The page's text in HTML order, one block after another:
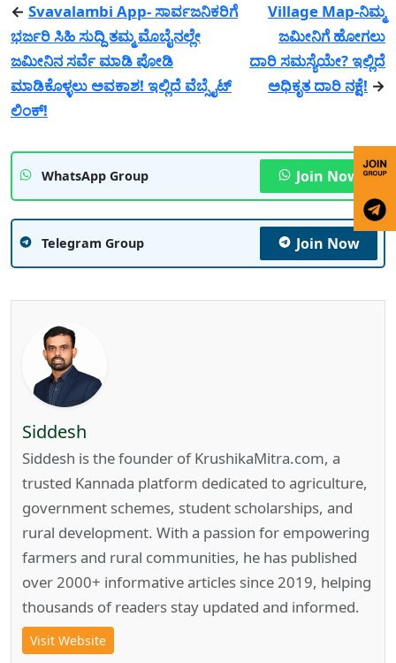
← Svavalambi App- ಸಾರ್ವಜನಿಕರಿಗೆ
ಭರ್ಜರಿ ಸಿಹಿ ಸುದ್ದಿ ತಮ್ಮ ಮೊಬೈನಲ್ಲೇ
ಜಮೀನಿನ ಸರ್ವೆ ಮಾಡಿ ಪೋಡಿ
ಮಾಡಿಕೊಳ್ಳಲು ಅವಕಾಶ! ಇಲ್ಲಿದೆ ವೆಬ್ಸೈಟ್
ಲಿಂಕ್!
Village Map-ನಿಮ್ಮ
ಜಮೀನಿಗೆ ಹೋಗಲು
ದಾರಿ ಸಮಸ್ಯೆಯೇ? ಇಲ್ಲಿದೆ
ಅಧಿಕೃತ ದಾರಿ ನಕ್ಷೆ! →
WhatsApp Group Join Now
Telegram Group Join Now
Siddesh
Siddesh is the founder of KrushikaMitra.com, a
trusted Kannada platform dedicated to agriculture,
government schemes, student scholarships, and
rural development. With a passion for empowering
farmers and rural communities, he has published
over 2000+ informative articles since 2019, helping
thousands of readers stay updated and informed.
Visit Website